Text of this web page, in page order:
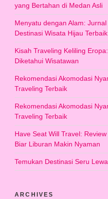
yang Bertahan di Medan Asli
Menyatu dengan Alam:
Destinasi Wisata Hijau Terbaik
Kisah Traveling Keliling
Diketahui Wisatawan
Rekomendasi Akomodasi
Traveling Terbaik
Rekomendasi Akomodasi
Traveling Terbaik
Have Seat Will Travel:
Biar Liburan Makin Nyaman
Temukan Destinasi Seru
ARCHIVES